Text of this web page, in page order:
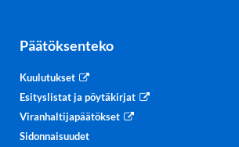
Päätöksenteko
Kuulutukset
Esityslistat ja pöytäkirjat
Viranhaltijapäätökset
Sidonnaisuudet